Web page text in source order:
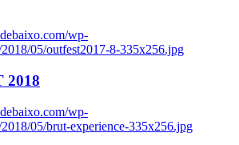
wp-
05/outfest2017-8-335x256.jpg
2018
wp-
05/brut-experience-335x256.jpg